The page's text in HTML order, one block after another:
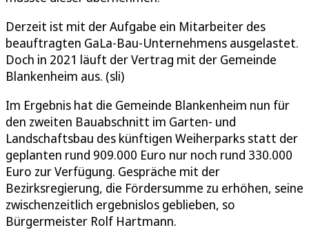
Derzeit ist mit der Aufgabe ein Mitarbeiter des
beauftragten GaLa-Bau-Unternehmens ausgelastet.
Doch in 2021 läuft der Vertrag mit der Gemeinde
Blankenheim aus. (sli)
Im Ergebnis hat die Gemeinde Blankenheim nun für
den zweiten Bauabschnitt im Garten- und
Landschaftsbau des künftigen Weiherparks statt der
geplanten rund 909.000 Euro nur noch rund 330.000
Euro zur Verfügung. Gespräche mit der
Bezirksregierung, die Fördersumme zu erhöhen, seine
zwischenzeitlich ergebnislos geblieben, so
Bürgermeister Rolf Hartmann.